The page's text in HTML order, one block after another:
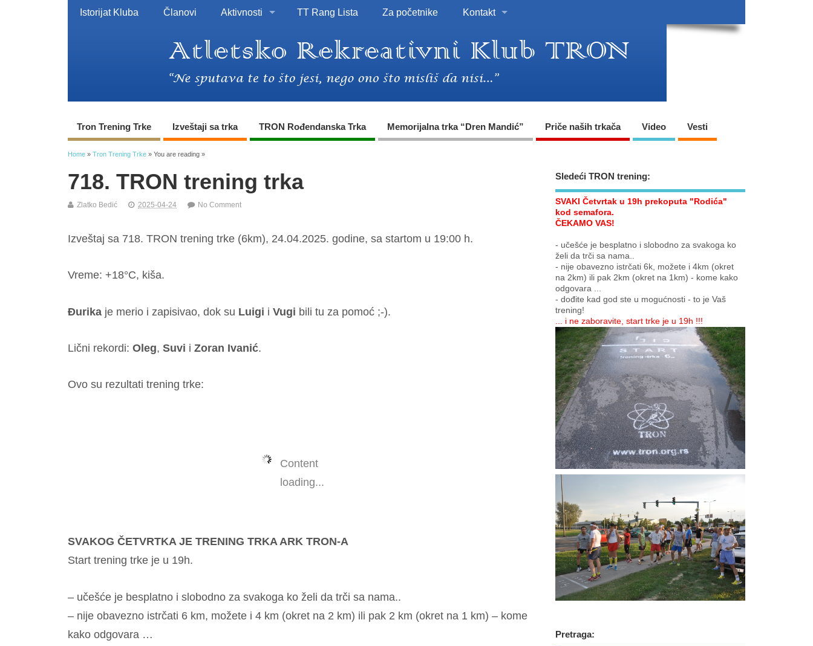
Istorijat Kluba Članovi Aktivnosti TT Rang Lista Za početnike Kontakt
Tron Trening Trke Izveštaji sa trka TRON Rođendanska Trka Memorijalna trka “Dren Mandić” Priče naših trkača Video Vesti
Home » Tron Trening Trke » You are reading »
718. TRON trening trka
Zlatko Bedić 2025-04-24 No Comment
Izveštaj sa 718. TRON trening trke (6km), 24.04.2025. godine, sa startom u 19:00 h.
Vreme: +18°C, kiša.
Đurika je merio i zapisivao, dok su Luigi i Vugi bili tu za pomoć ;-).
Lični rekordi: Oleg, Suvi i Zoran Ivanić.
Ovo su rezultati trening trke:
Content
loading...
SVAKOG ČETVRTKA JE TRENING TRKA ARK TRON-A
Start trening trke je u 19h.
– učešće je besplatno i slobodno za svakoga ko želi da trči sa nama..
– nije obavezno istrčati 6 km, možete i 4 km (okret na 2 km) ili pak 2 km (okret na 1 km) – kome
kako odgovara …
Sledeći TRON trening:
SVAKI Četvrtak u 19h prekoputa "Rodića"
kod semafora.
ČEKAMO VAS!
- učešće je besplatno i slobodno za svakoga ko
želi da trči sa nama..
- nije obavezno istrčati 6k, možete i 4km (okret
na 2km) ili pak 2km (okret na 1km) - kome kako
odgovara ...
- dođite kad god ste u mogućnosti - to je Vaš
trening!
... i ne zaboravite, start trke je u 19h !!!
Pretraga: